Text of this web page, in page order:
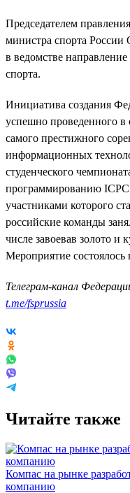
Председателем
министра спорта России
в ведомстве
спорта.
Инициатива создания
успешно проведенного в
самого престижного
информационных
студенческого
программированию
участниками которого
российские команды
числе завоевав золото и
Мероприятие
Телеграм-канал
t.me/fsprussia
Читайте также
Компас на рынке
компанию